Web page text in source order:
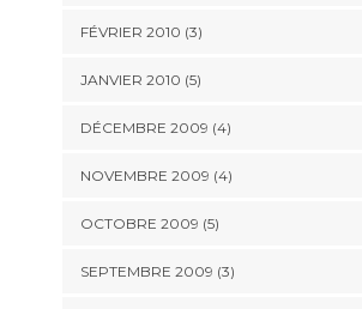
FÉVRIER 2010 (3)
JANVIER 2010 (5)
DÉCEMBRE 2009 (4)
NOVEMBRE 2009 (4)
OCTOBRE 2009 (5)
SEPTEMBRE 2009 (3)